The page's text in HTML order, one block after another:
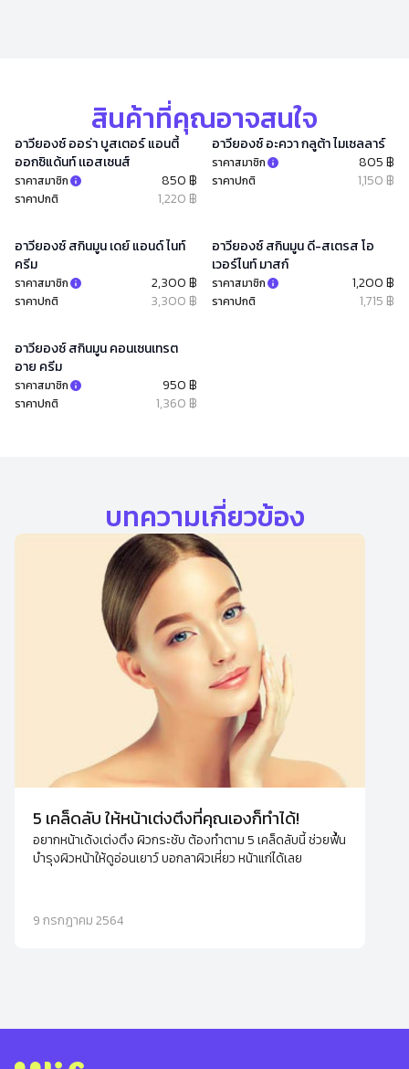
สินค้าที่คุณอาจสนใจ
อาวียองซ์ ออร่า บูสเตอร์ แอนตี้
ออกซิแด้นท์ เเอสเซนส์
ราคาสมาชิก 850 ฿
ราคาปกติ 1,220 ฿
อาวียองซ์ อะควา กลูต้า ไมเซลลาร์
ราคาสมาชิก 805 ฿
ราคาปกติ 1,150 ฿
อาวียองซ์ สกินมูน เดย์ แอนด์ ไนท์
ครีม
ราคาสมาชิก 2,300 ฿
ราคาปกติ 3,300 ฿
อาวียองซ์ สกินมูน ดี-สเตรส โอ
เวอร์ไนท์ มาสก์
ราคาสมาชิก 1,200 ฿
ราคาปกติ 1,715 ฿
อาวียองซ์ สกินมูน คอนเซนเทรต
อาย ครีม
ราคาสมาชิก 950 ฿
ราคาปกติ 1,360 ฿
บทความเกี่ยวข้อง
5 เคล็ดลับ ให้หน้าเต่งตึงที่คุณเองก็ทำได้!
อยากหน้าเด้งเต่งตึง ผิวกระชับ ต้องทำตาม 5 เคล็ดลับนี้ ช่วยฟื้น
บำรุงผิวหน้าให้ดูอ่อนเยาว์ บอกลาผิวเหี่ยว หน้าแก่ได้เลย
9 กรกฎาคม 2564